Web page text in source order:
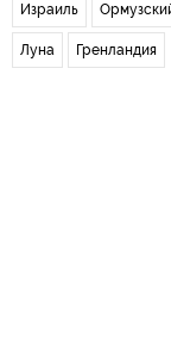
Израиль
Луна Гренландия